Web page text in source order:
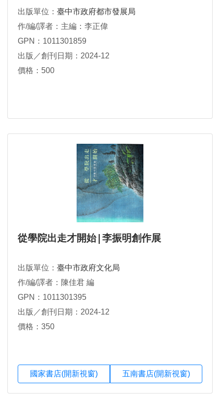
出版單位： 臺中市政府都市發展局
作/編/譯者：主編：李正偉
GPN：1011301859
出版／創刊日期：2024-12
價格：500
從學院出走才開始∣李振明創作展
出版單位： 臺中市政府文化局
作/編/譯者：陳佳君 編
GPN：1011301395
出版／創刊日期：2024-12
價格：350
國家書店(開新視窗) 五南書店(開新視窗)